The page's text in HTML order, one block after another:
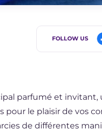
FOLLOW US
parfumé et invitant,
le plaisir de vos
de différentes